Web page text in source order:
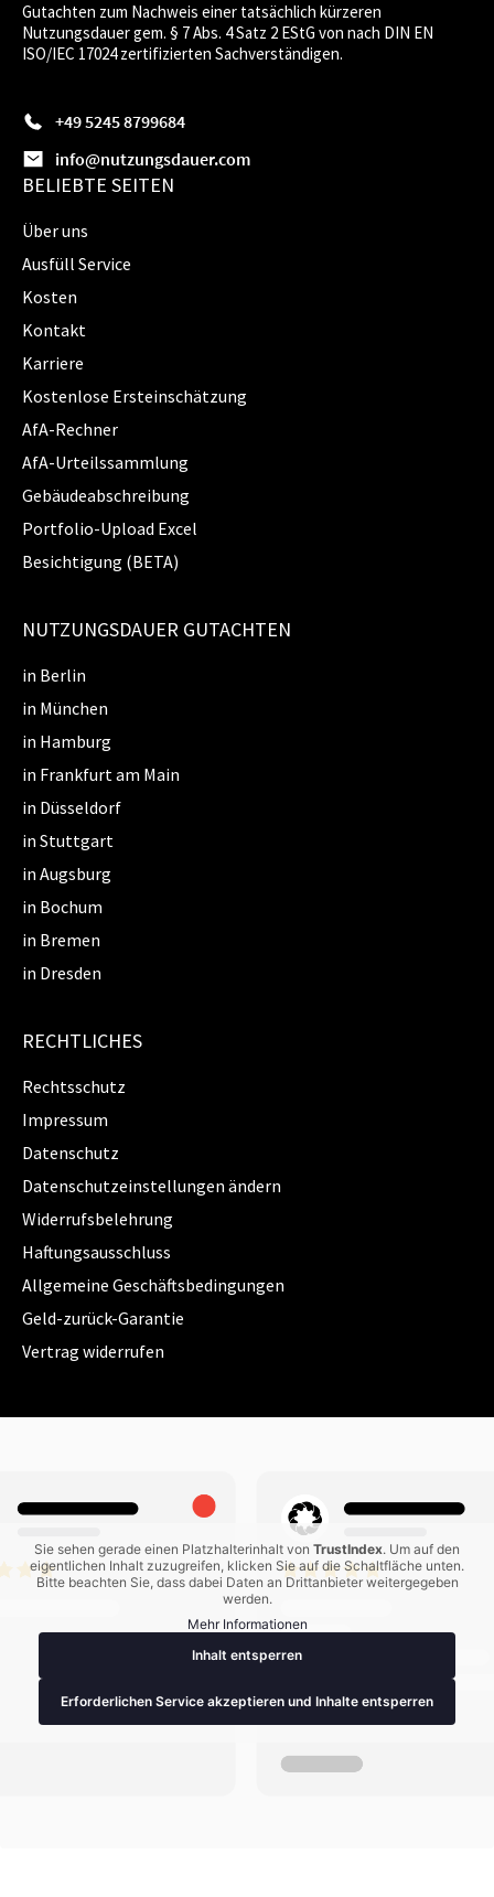
Gutachten zum Nachweis einer tatsächlich kürzeren
Nutzungsdauer gem. § 7 Abs. 4 Satz 2 EStG von nach DIN EN
ISO/IEC 17024 zertifizierten Sachverständigen.
+49 5245 8799684
info@nutzungsdauer.com
BELIEBTE SEITEN
Über uns
Ausfüll Service
Kosten
Kontakt
Karriere
Kostenlose Ersteinschätzung
AfA-Rechner
AfA-Urteilssammlung
Gebäudeabschreibung
Portfolio-Upload Excel
Besichtigung (BETA)
NUTZUNGSDAUER GUTACHTEN
in Berlin
in München
in Hamburg
in Frankfurt am Main
in Düsseldorf
in Stuttgart
in Augsburg
in Bochum
in Bremen
in Dresden
RECHTLICHES
Rechtsschutz
Impressum
Datenschutz
Datenschutzeinstellungen ändern
Widerrufsbelehrung
Haftungsausschluss
Allgemeine Geschäftsbedingungen
Geld-zurück-Garantie
Vertrag widerrufen
Sie sehen gerade einen Platzhalterinhalt von TrustIndex. Um auf den
eigentlichen Inhalt zuzugreifen, klicken Sie auf die Schaltfläche unten.
Bitte beachten Sie, dass dabei Daten an Drittanbieter weitergegeben
werden.
Mehr Informationen
Inhalt entsperren
Erforderlichen Service akzeptieren und Inhalte entsperren